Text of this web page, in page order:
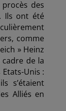
des
Ils ont été
comme
» Heinz
de la
Unis :
s’étaient
Alliés en